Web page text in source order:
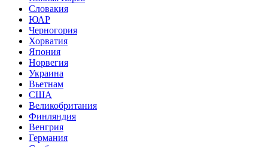
Словакия
ЮАР
Черногория
Хорватия
Япония
Норвегия
Украина
Вьетнам
США
Великобритания
Финляндия
Венгрия
Германия